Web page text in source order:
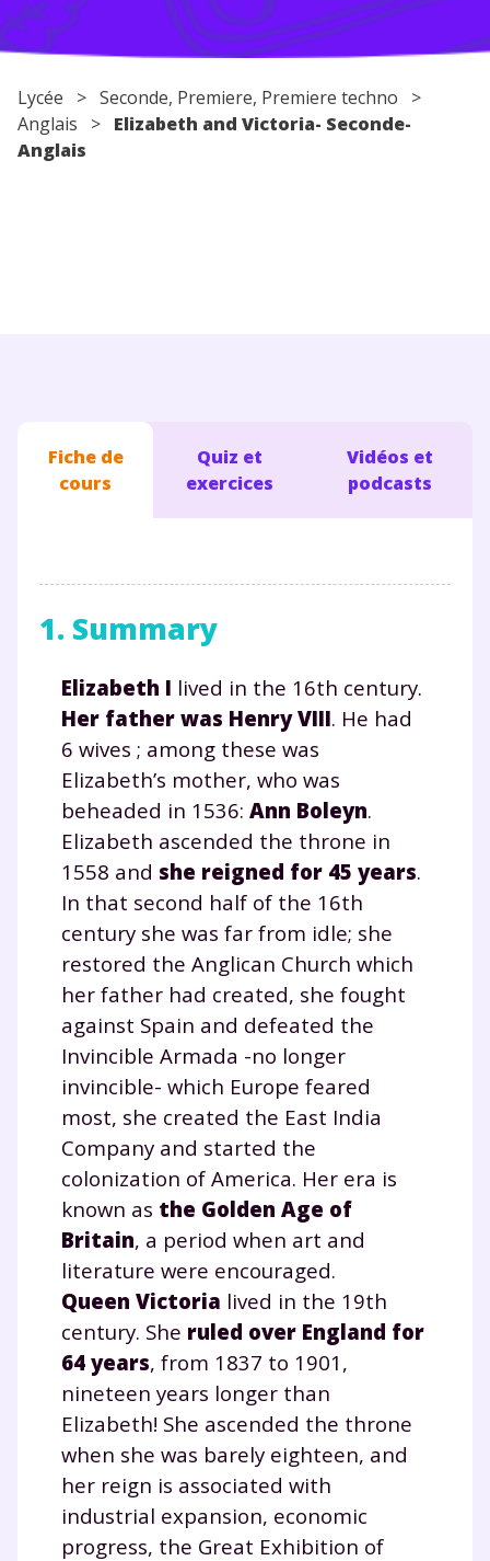
Conseils pour les parents
Lycée > Seconde, Premiere, Premiere techno >
Anglais > Elizabeth and Victoria- Seconde-
Anglais
Fiche de
cours
Quiz et
exercices
Vidéos et
podcasts
1. Summary
Elizabeth I lived in the 16th century.
Her father was Henry VIII. He had
6 wives ; among these was
Elizabeth’s mother, who was
beheaded in 1536: Ann Boleyn.
Elizabeth ascended the throne in
1558 and she reigned for 45 years.
In that second half of the 16th
century she was far from idle; she
restored the Anglican Church which
her father had created, she fought
against Spain and defeated the
Invincible Armada -no longer
invincible- which Europe feared
most, she created the East India
Company and started the
colonization of America. Her era is
known as the Golden Age of
Britain, a period when art and
literature were encouraged.
Queen Victoria lived in the 19th
century. She ruled over England for
64 years, from 1837 to 1901,
nineteen years longer than
Elizabeth! She ascended the throne
when she was barely eighteen, and
her reign is associated with
industrial expansion, economic
progress, the Great Exhibition of